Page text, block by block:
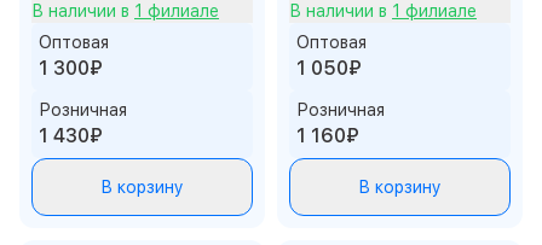
В наличии в 1 филиале
Оптовая
1 300₽
Розничная
1 430₽
В корзину
В наличии в 1 филиале
Оптовая
1 050₽
Розничная
1 160₽
В корзину